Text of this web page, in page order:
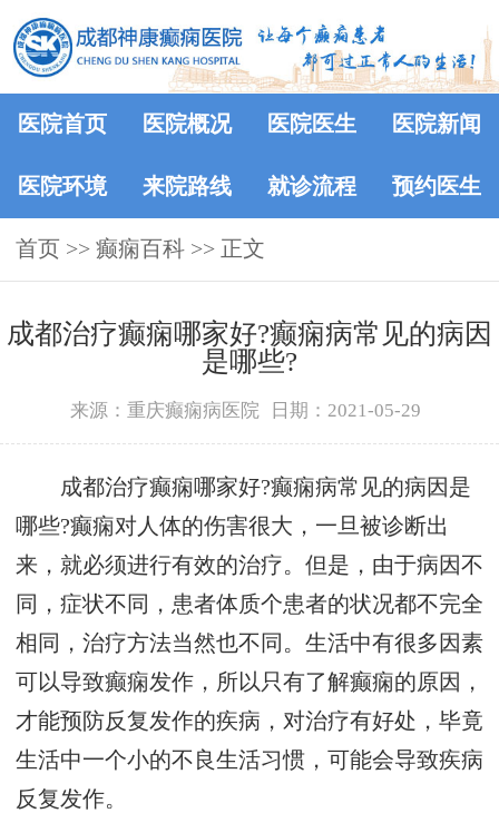
医院首页 医院概况 医院医生 医院新闻
医院环境 来院路线 就诊流程 预约医生
首页 >> 癫痫百科 >> 正文
成都治疗癫痫哪家好?癫痫病常见的病因
是哪些?
来源：重庆癫痫病医院 日期：2021-05-29
成都治疗癫痫哪家好?癫痫病常见的病因是
哪些?癫痫对人体的伤害很大，一旦被诊断出
来，就必须进行有效的治疗。但是，由于病因不
同，症状不同，患者体质个患者的状况都不完全
相同，治疗方法当然也不同。生活中有很多因素
可以导致癫痫发作，所以只有了解癫痫的原因，
才能预防反复发作的疾病，对治疗有好处，毕竟
生活中一个小的不良生活习惯，可能会导致疾病
反复发作。